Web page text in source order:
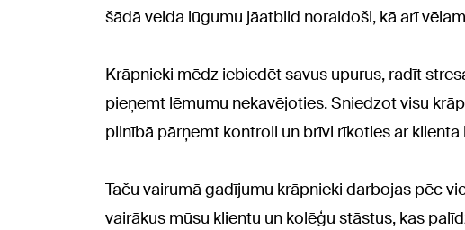
šādā veida lūgumu jāatbild noraidoši, kā arī
Krāpnieki mēdz iebiedēt savus upurus, radīt
pieņemt lēmumu nekavējoties. Sniedzot visu
pilnībā pārņemt kontroli un brīvi rīkoties ar klienta
Taču vairumā gadījumu krāpnieki darbojas pēc
vairākus mūsu klientu un kolēģu stāstus, kas